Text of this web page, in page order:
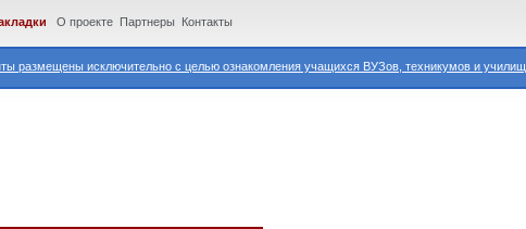
размещены исключительно с целью ознакомления учащихся ВУЗов, техникумов и училищ.
О проекте Партнеры Контакты